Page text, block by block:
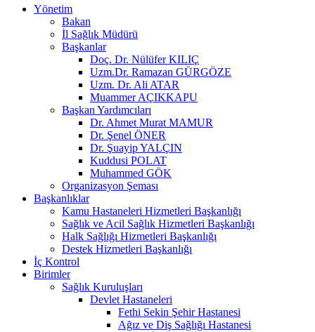
Yönetim
Bakan
İl Sağlık Müdürü
Başkanlar
Doç. Dr. Nülüfer KILIÇ
Uzm.Dr. Ramazan GÜRGÖZE
Uzm. Dr. Ali ATAR
Muammer AÇIKKAPU
Başkan Yardımcıları
Dr. Ahmet Murat MAMUR
Dr. Şenel ÖNER
Dr. Şuayip YALÇIN
Kuddusi POLAT
Muhammed GÖK
Organizasyon Şeması
Başkanlıklar
Kamu Hastaneleri Hizmetleri Başkanlığı
Sağlık ve Acil Sağlık Hizmetleri Başkanlığı
Halk Sağlığı Hizmetleri Başkanlığı
Destek Hizmetleri Başkanlığı
İç Kontrol
Birimler
Sağlık Kuruluşları
Devlet Hastaneleri
Fethi Sekin Şehir Hastanesi
Ağız ve Diş Sağlığı Hastanesi